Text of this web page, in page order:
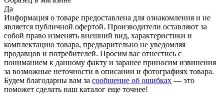
Да
Информация о товаре предоставлена для ознакомления и не
является публичной офертой. Производители оставляют за
собой право изменять внешний вид, характеристики и
комплектацию товара, предварительно не уведомляя
продавцов и потребителей. Просим вас отнестись с
пониманием к данному факту и заранее приносим извинения
за возможные неточности в описании и фотографиях товара.
Будем благодарны вам за сообщение об ошибках — это
поможет сделать наш каталог еще точнее!